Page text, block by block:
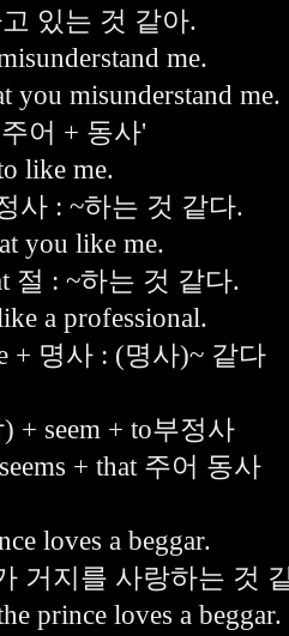
있는 것 같아.
me.
you misunderstand me.
주어 + 동사'
like me.
사 : ~하는 것 같다.
you like me.
절 : ~하는 것 같다.
a professional.
+ 명사 : (명사)~ 같다
+ seem + to부정사
+ that 주어 동사
loves a beggar.
거지를 사랑하는 것
prince loves a beggar.